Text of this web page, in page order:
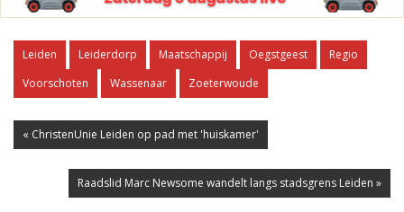
Leiden Leiderdorp Maatschappij Oegstgeest
Regio
Voorschoten
Wassenaar Zoeterwoude
« ChristenUnie Leiden op pad met 'huiskamer'
Raadslid Marc Newsome wandelt langs stadsgrens Leiden »